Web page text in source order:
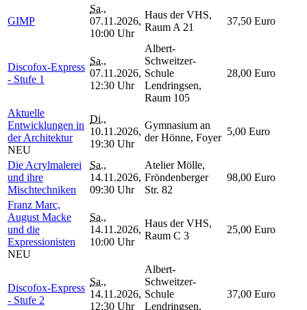
GIMP
Sa.,
07.11.2026,
10:00 Uhr
Haus der VHS,
Raum A 21
37,50 Euro
Discofox-Express
- Stufe 1
Sa.,
07.11.2026,
12:30 Uhr
Albert-
Schweitzer-
Schule
Lendringsen,
Raum 105
28,00 Euro
Aktuelle
Entwicklungen in
der Architektur
NEU
Di.,
10.11.2026,
19:30 Uhr
Gymnasium an
der Hönne, Foyer
5,00 Euro
Die Acrylmalerei
und ihre
Mischtechniken
Sa.,
14.11.2026,
09:30 Uhr
Atelier Mölle,
Fröndenberger
Str. 82
98,00 Euro
Franz Marc,
August Macke
und die
Expressionisten
NEU
Sa.,
14.11.2026,
10:00 Uhr
Haus der VHS,
Raum C 3
25,00 Euro
Discofox-Express
- Stufe 2
Sa.,
14.11.2026,
12:30 Uhr
Albert-
Schweitzer-
Schule
Lendringsen,
37,00 Euro